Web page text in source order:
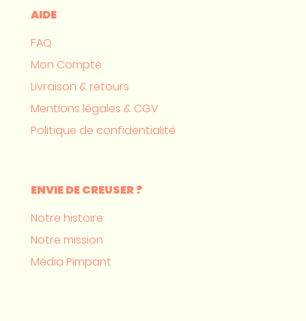
AIDE
FAQ
Mon Compte
Livraison & retours
Mentions légales & CGV
Politique de confidentialité
ENVIE DE CREUSER ?
Notre histoire
Notre mission
Média Pimpant